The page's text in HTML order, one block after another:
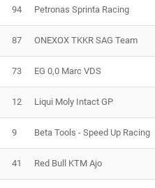
94 Petronas Sprinta Racing
87 ONEXOX TKKR SAG Team
73 EG 0,0 Marc VDS
12 Liqui Moly Intact GP
9 Beta Tools - Speed Up Racing
41 Red Bull KTM Ajo